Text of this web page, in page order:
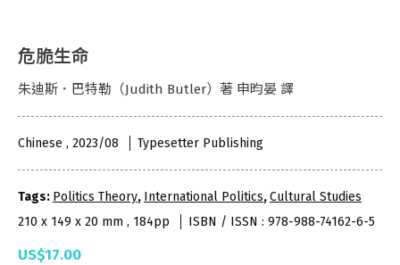
危脆生命
朱迪斯．巴特勒（Judith Butler）著 申昀晏 譯
Chinese , 2023/08 Typesetter Publishing
Tags: Politics Theory, International Politics,Cultural Studies
210 x 149 x 20 mm , 184pp
ISBN / ISSN : 978-988-74162-6-5
US$17.00